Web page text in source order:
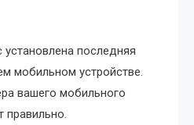
установлена последняя
мобильном устройстве.
вашего мобильного
правильно.